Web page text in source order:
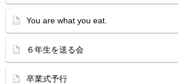
You are what you eat.
６年生を送る会
卒業式予行